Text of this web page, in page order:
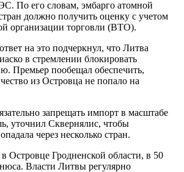
По его словам, эмбарго атомной
должно получить оценку с учетом
организации торговли (ВТО).
на это подчеркнул, что Литва
в стремлении блокировать
Премьер пообещал обеспечить,
из Островца не попало на
запрещать импорт в масштабе
уточнил Сквернялис, чтобы
через несколько стран.
Островце Гродненской области, в 50
Власти Литвы регулярно